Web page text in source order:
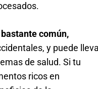
común,
y puede
de salud. Si tu
ricos en